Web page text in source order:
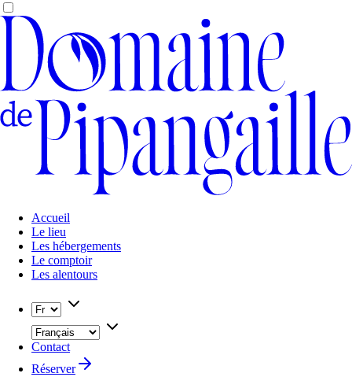
Accueil
Le lieu
Les hébergements
Le comptoir
Les alentours
Contact
Réserver